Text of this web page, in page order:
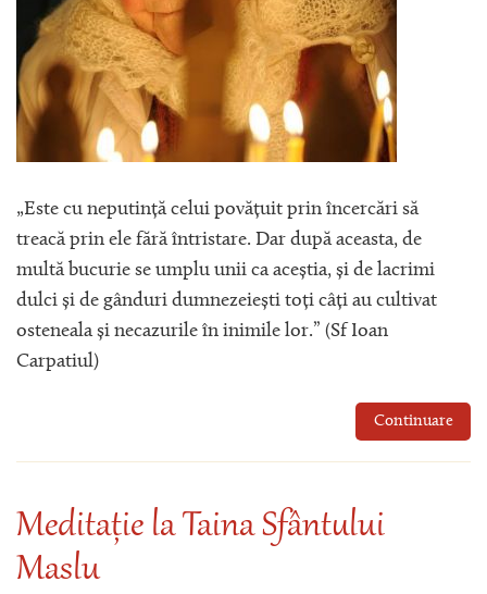
„Este cu neputință celui povățuit prin încercări să
treacă prin ele fără întristare. Dar după aceasta, de
multă bucurie se umplu unii ca aceștia, și de lacrimi
dulci și de gânduri dumnezeiești toți câți au cultivat
osteneala și necazurile în inimile lor.” (Sf Ioan
Carpatiul)
Continuare
Meditație la Taina Sfântului
Maslu